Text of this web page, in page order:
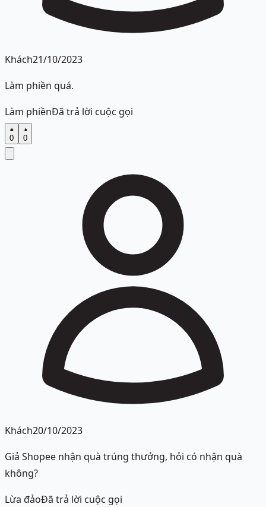
Khách21/10/2023
Làm phiền quá.
Làm phiềnĐã trả lời cuộc gọi
0 0
Khách20/10/2023
Giả Shopee nhận quà trúng thưởng, hỏi có nhận quà
không?
Lừa đảoĐã trả lời cuộc gọi